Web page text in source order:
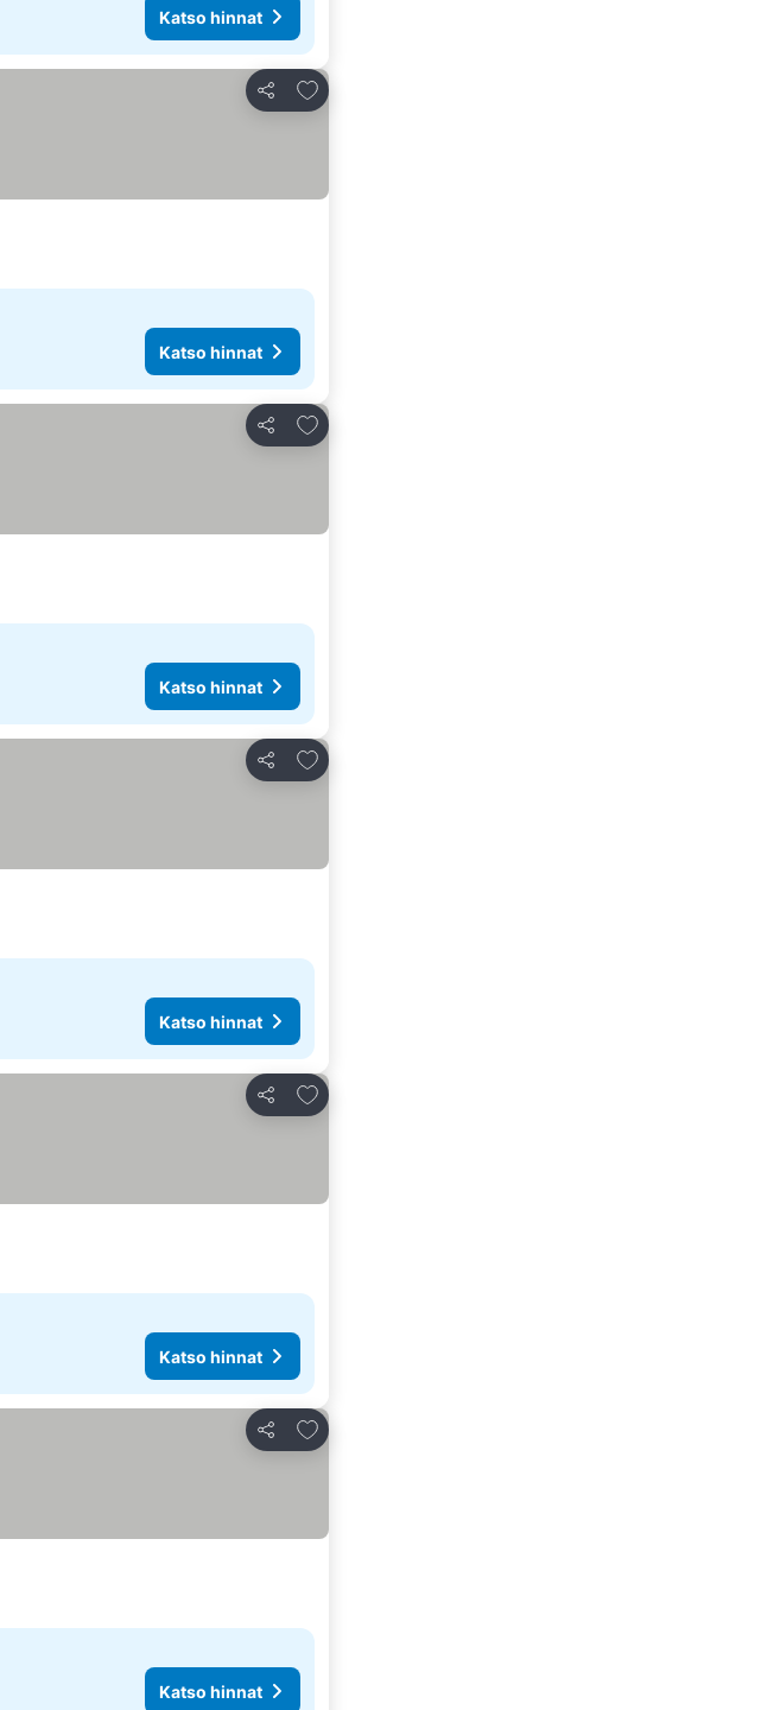
Katso hinnat
Jaa
Lisää suosikkeihin
Katso hinnat
Jaa
Lisää suosikkeihin
Katso hinnat
Jaa
Lisää suosikkeihin
Katso hinnat
Jaa
Lisää suosikkeihin
Katso hinnat
Jaa
Lisää suosikkeihin
Katso hinnat